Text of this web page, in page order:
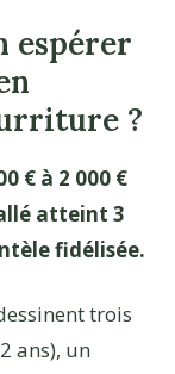
espérer
?
€ à 2 000 €
atteint 3
fidélisée.
trois
ans), un